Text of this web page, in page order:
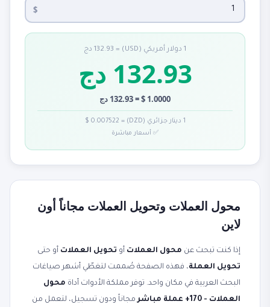
$
1 دولار أمريكي (USD) = 132.93 دج
132.93 دج
1.0000 $ = 132.93 دج
1 دينار جزائري (DZD) = 0.007522 $
✅ أسعار مباشرة
محول العملات وتحويل العملات مجاناً أون
لاين
إذا كنت تبحث عن محول العملات أو تحويل العملات أو حتى
تحويل العملة، فهذه الصفحة صُممت لتغطّي أشهر صياغات
البحث العربية في مكان واحد. توفر مملكة الأدوات أداة محول
العملات - 170+ عملة مباشر
مجاناً ودون تسجيل، لتعمل من